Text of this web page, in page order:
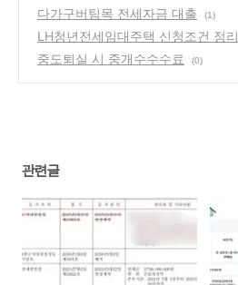
다가구버팀목 전세자금 대출 (1)
LH청년전세임대주택 신청조건 정리
중도퇴실 시 중개수수수료 (0)
관련글